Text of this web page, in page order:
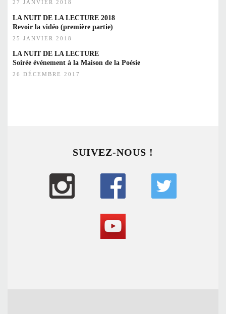
27 JANVIER 2018
LA NUIT DE LA LECTURE 2018
Revoir la vidéo (première partie)
25 JANVIER 2018
LA NUIT DE LA LECTURE
Soirée événement à la Maison de la Poésie
26 DÉCEMBRE 2017
SUIVEZ-NOUS !